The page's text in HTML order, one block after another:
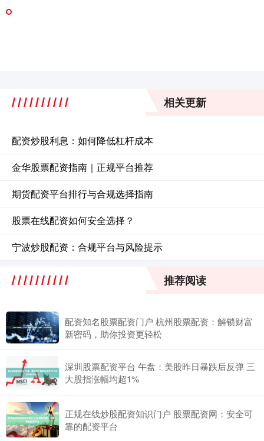
相关更新
配资炒股利息：如何降低杠杆成本
金华股票配资指南｜正规平台推荐
期货配资平台排行与合规选择指南
股票在线配资如何安全选择？
宁波炒股配资：合规平台与风险提示
推荐阅读
配资知名股票配资门户 杭州股票配资：解锁财富
新密码，助你投资更轻松
深圳股票配资平台 午盘：美股昨日暴跌后反弹 三
大股指涨幅均超1%
正规在线炒股配资知识门户 股票配资网：安全可
靠的配资平台